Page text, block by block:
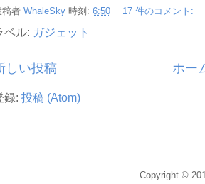
稿者 WhaleSky 時刻: 6:50 17 件のコメント:
ベル: ガジェット
しい投稿 ホー
録: 投稿 (Atom)
Copyright ©